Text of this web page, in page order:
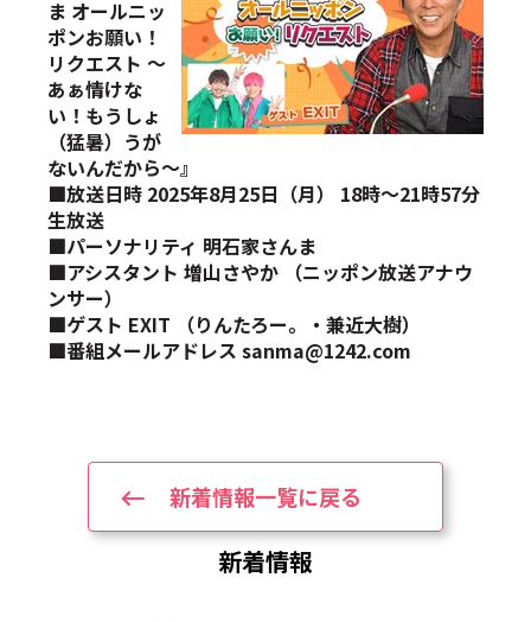
ま オールニッ
ポンお願い！
リクエスト 〜
あぁ情けな
い！もうしょ
（猛暑）うが
ないんだから〜』
■放送日時 2025年8月25日（月） 18時～21時57分
生放送
■パーソナリティ 明石家さんま
■アシスタント 増山さやか （ニッポン放送アナウ
ンサー）
■ゲスト EXIT （りんたろー。・兼近大樹）
■番組メールアドレス sanma@1242.com
新着情報一覧に戻る
新着情報